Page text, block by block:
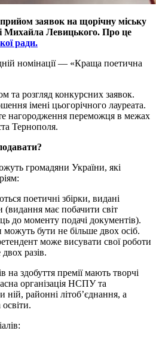
заявок на щорічну міську
Михайла Левицького. Про це
ради.
номінації — «Краща поетична
та розгляд конкурсних заявок.
імені цьогорічного лауреата.
нагородження переможця в межах
Тернополя.
громадяни України, які
поетичні збірки, видані
має побачити світ
до моменту подачі документів).
бути не більше двох осіб.
може висувати свої роботи
разів.
на здобуття премії мають творчі
організація НСПУ та
ній, районні літоб’єднання, а